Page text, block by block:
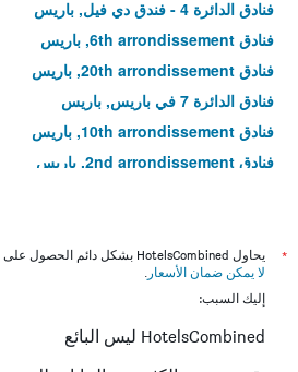
فنادق الدائرة 4 - فندق دي فيل, باريس
فنادق 6th arrondissement, باريس
فنادق 20th arrondissement, باريس
فنادق الدائرة 7 في باريس, باريس
فنادق 10th arrondissement, باريس
فنادق 2nd arrondissement, باريس
فنادق 11th arrondissement, باريس
فنادق 3rd arrondissement, باريس
فنادق 15th أروندسيمنت - بورت دو فرساي, باريس
*
يحاول HotelsCombined بشكل دائم الحصول على الأسعار الدقيقة، ولكن
لا يمكن ضمان الأسعار .
إليك السبب:
HotelsCombined ليس البائع